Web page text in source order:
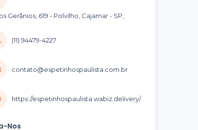
Gerânios, 619 - Polvilho, Cajamar - SP,
(11) 94479-4227
contato@espetinhospaulista.com.br
https://espetinhospaulista.wabiz.delivery/
Nos